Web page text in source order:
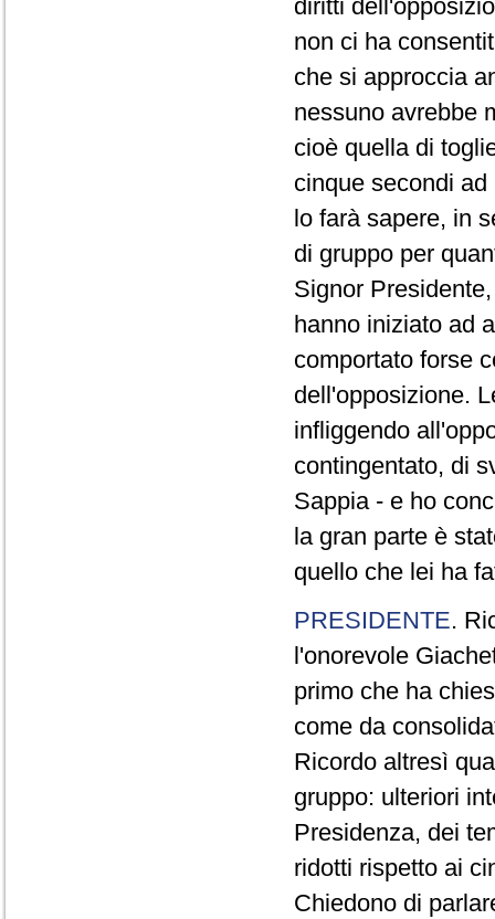
diritti
non ci ha
che si approccia
nessuno avrebbe
cioè quella di
cinque secondi
lo farà sapere, in
di gruppo per
Signor
hanno iniziato ad
comportato forse
dell'opposizione.
infliggendo
contingentato, di
Sappia - e ho
la gran parte è
quello che lei ha
PRESIDENTE.
l'onorevole
primo che ha
come da
Ricordo altresì
gruppo: ulteriori
Presidenza, dei
ridotti rispetto ai
Chiedono di